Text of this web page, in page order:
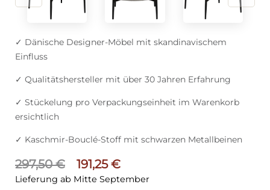
✓ Dänische Designer-Möbel mit skandinavischem
Einfluss
✓ Qualitätshersteller mit über 30 Jahren Erfahrung
✓ Stückelung pro Verpackungseinheit im Warenkorb
ersichtlich
✓ Kaschmir-Bouclé-Stoff mit schwarzen Metallbeinen
297,50€ Ursprünglicher Preis war:
191,25€
Lieferung ab Mitte September